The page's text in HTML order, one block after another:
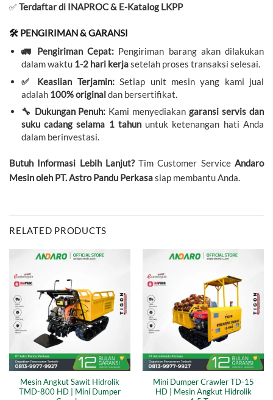
✅Terdaftar di INAPROC & E-Katalog LKPP
🛠️ PENGIRIMAN & GARANSI
🚛 Pengiriman Cepat: Pengiriman barang akan dilakukan
dalam waktu 1-2 hari kerjasetelah proses transaksi selesai.
✅ Keaslian Terjamin:Setiap unit mesin yang kami jual
adalah 100% originaldan bersertifikat.
🔧 Dukungan Penuh: Kami menyediakangaransi servis dan
suku cadang selama 1 tahununtuk ketenangan hati Anda
dalam berinvestasi.
Butuh Informasi Lebih Lanjut?Tim Customer ServiceAndaro
Mesin oleh PT. Astro Pandu Perkasasiap membantu Anda.
RELATED PRODUCTS
Mesin Angkut Sawit Hidrolik
TMD-800 HD | Mini Dumper
Mini Dumper Crawler TD-15
HD | Mesin Angkut Hidrolik